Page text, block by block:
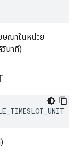
ษณาในหน่วย
วินาที)